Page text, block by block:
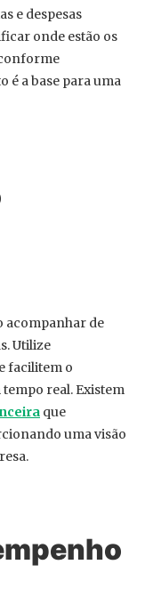
e despesas
onde estão os
é a base para uma
acompanhar de
Utilize
facilitem o
real. Existem
que
uma visão